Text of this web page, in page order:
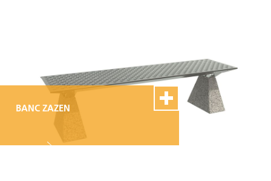
BANC ZAZEN
100% Swiss Made
Personnalisable